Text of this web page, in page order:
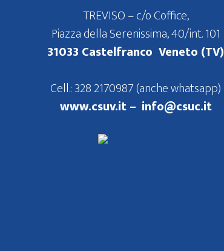
TREVISO – c/o Coffice,
Piazza della Serenissima, 40/int. 101
31033 Castelfranco Veneto (TV)
Cell.: 328 2170987 (anche whatsapp)
www.csuv.it – info@csuc.it